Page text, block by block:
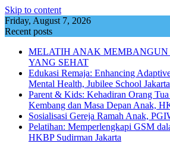
Skip to content
Friday, August 7, 2026
Recent posts
MELATIH ANAK MEMBANGUN
YANG SEHAT
Edukasi Remaja: Enhancing
Mental Health, Jubilee School Jakarta
Parent & Kids: Kehadiran Orang
Kembang dan Masa Depan Anak,
Sosialisasi Gereja Ramah Anak,
Pelatihan: Memperlengkapi GSM
HKBP Sudirman Jakarta